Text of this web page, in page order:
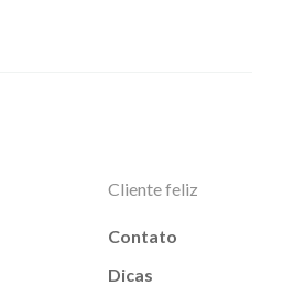
Cliente feliz
Contato
Dicas